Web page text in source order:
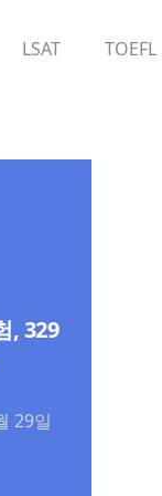
LSAT TOEFL
, 329
29일